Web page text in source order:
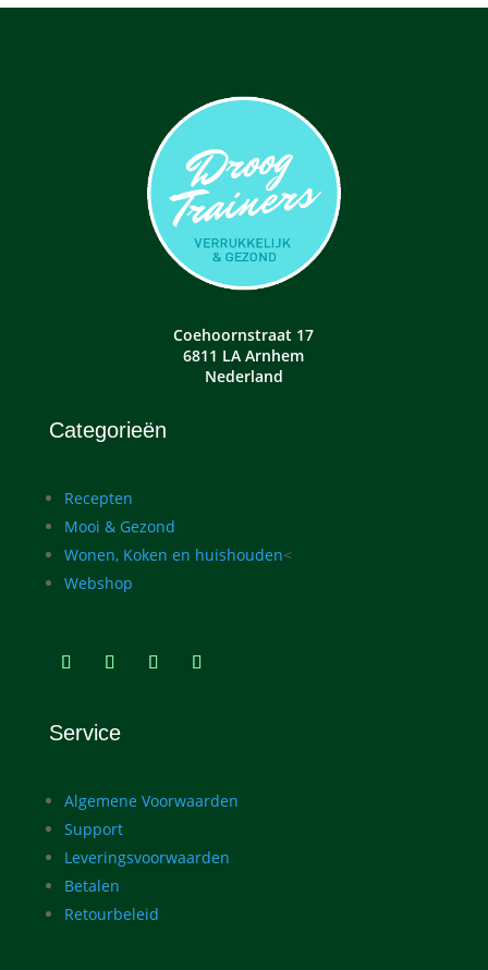
Coehoornstraat 17
6811 LA Arnhem
Nederland
Categorieën
Recepten
Mooi & Gezond
Wonen, Koken en huishouden<
Webshop
Service
Algemene Voorwaarden
Support
Leveringsvoorwaarden
Betalen
Retourbeleid